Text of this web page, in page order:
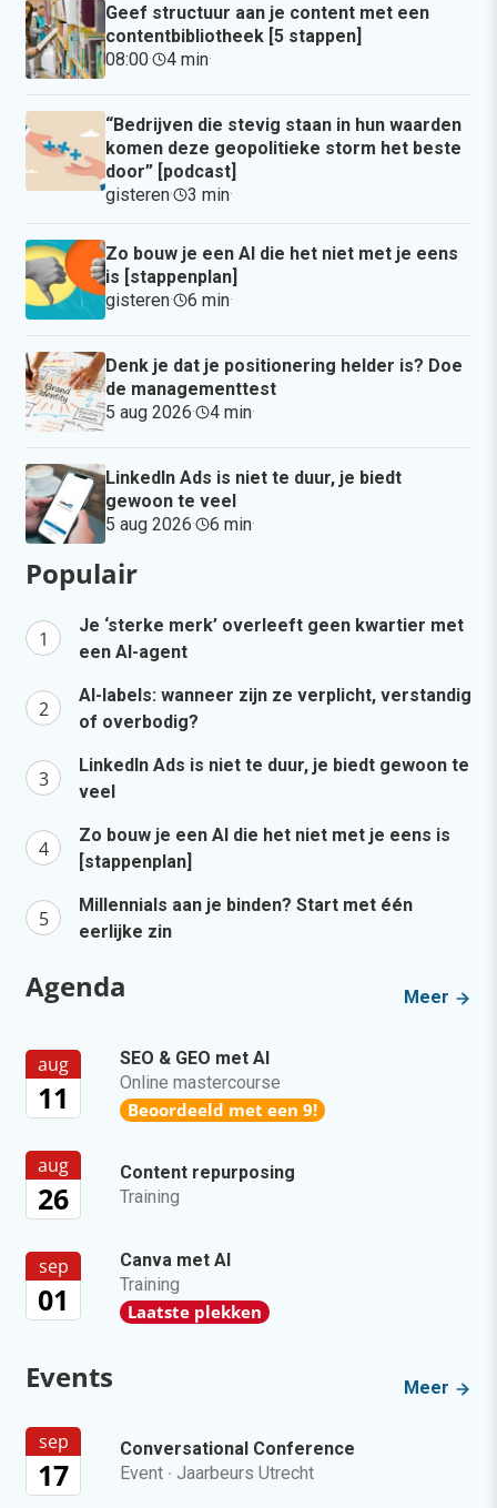
Geef structuur aan je content met een
contentbibliotheek [5 stappen]
08:00· 4 min·
“Bedrijven die stevig staan in hun waarden
komen deze geopolitieke storm het beste
door” [podcast]
gisteren· 3 min·
Zo bouw je een AI die het niet met je eens
is [stappenplan]
gisteren· 6 min·
Denk je dat je positionering helder is? Doe
de managementtest
5 aug 2026· 4 min·
LinkedIn Ads is niet te duur, je biedt
gewoon te veel
5 aug 2026· 6 min·
Populair
Je ‘sterke merk’ overleeft geen kwartier met
een AI-agent
AI-labels: wanneer zijn ze verplicht, verstandig
of overbodig?
LinkedIn Ads is niet te duur, je biedt gewoon te
veel
Zo bouw je een AI die het niet met je eens is
[stappenplan]
Millennials aan je binden? Start met één
eerlijke zin
Agenda Meer
aug
11
SEO & GEO met AI
Online mastercourse
Beoordeeld met een 9!
aug
26
Content repurposing
Training
sep
01
Canva met AI
Training
Laatste plekken
Events Meer
sep
17
Conversational Conference
Event · Jaarbeurs Utrecht